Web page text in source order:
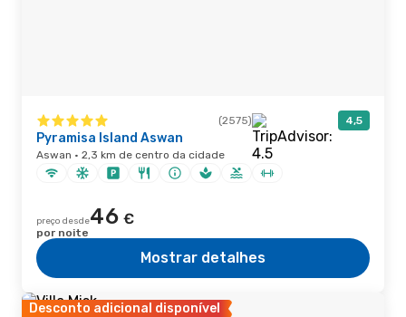
(2575) 4,5
Pyramisa Island Aswan
Aswan · 2,3 km de centro da cidade
preço desde46 €
por noite
Mostrar detalhes
Desconto adicional disponível